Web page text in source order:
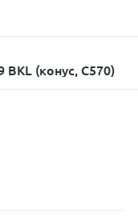
BKL (конус, C570)